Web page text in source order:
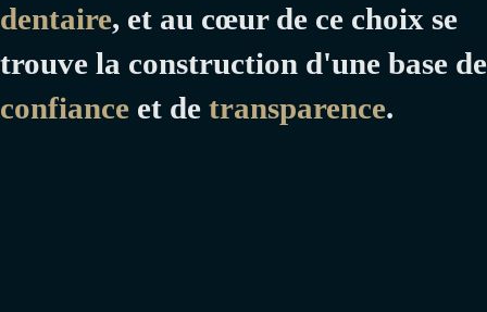
dentaire, et au cœur de ce choix se
trouve la construction d'une base de
confiance et de transparence.